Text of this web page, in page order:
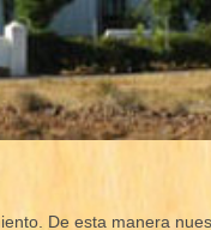
De esta manera